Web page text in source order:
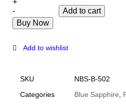
-
Add to cart
Buy Now
Add to wishlist
SKU
NBS-B-502
Categories
Blue Sapphire